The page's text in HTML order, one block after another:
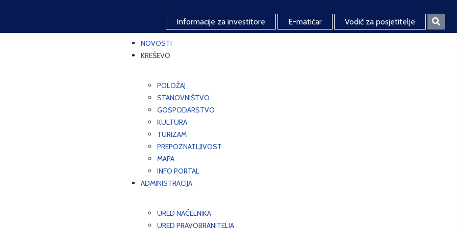
Informacije za investitore E-matičar Vodič za posjetitelje
NOVOSTI
KREŠEVO
POLOŽAJ
STANOVNIŠTVO
GOSPODARSTVO
KULTURA
TURIZAM
PREPOZNATLJIVOST
MAPA
INFO PORTAL
ADMINISTRACIJA
URED NAČELNIKA
URED PRAVOBRANITELJA